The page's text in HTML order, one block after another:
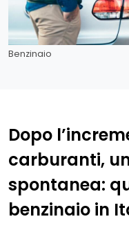
Benzinaio
Dopo
carburanti,
spontanea:
benzinaio in